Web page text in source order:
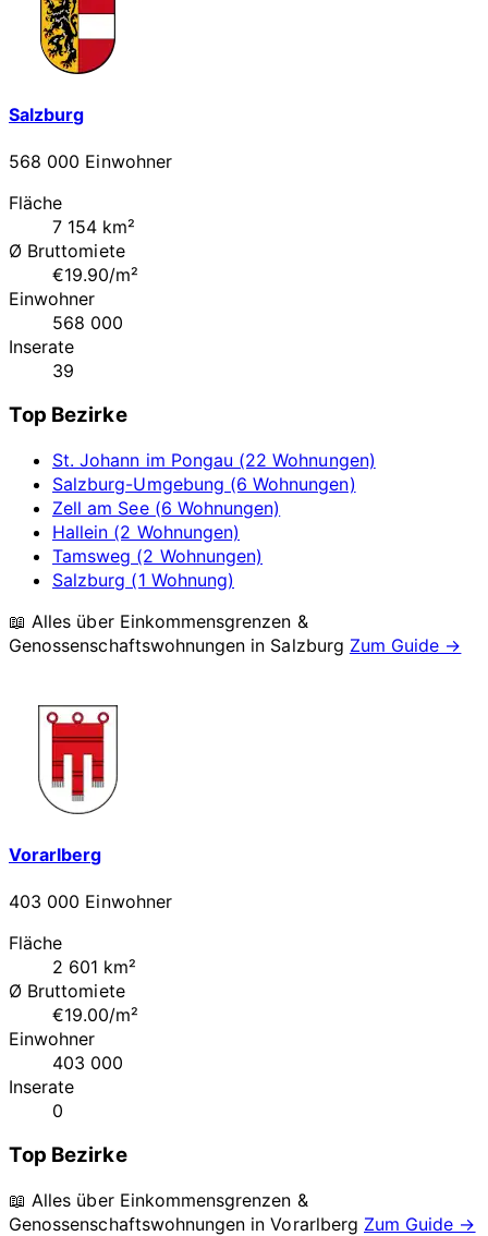
Salzburg
568 000 Einwohner
Fläche
7 154 km²
Ø Bruttomiete
€19.90/m²
Einwohner
568 000
Inserate
39
Top Bezirke
St. Johann im Pongau (22 Wohnungen)
Salzburg-Umgebung (6 Wohnungen)
Zell am See (6 Wohnungen)
Hallein (2 Wohnungen)
Tamsweg (2 Wohnungen)
Salzburg (1 Wohnung)
📖 Alles über Einkommensgrenzen &
Genossenschaftswohnungen in Salzburg Zum Guide →
Vorarlberg
403 000 Einwohner
Fläche
2 601 km²
Ø Bruttomiete
€19.00/m²
Einwohner
403 000
Inserate
0
Top Bezirke
📖 Alles über Einkommensgrenzen &
Genossenschaftswohnungen inVorarlberg Zum Guide →